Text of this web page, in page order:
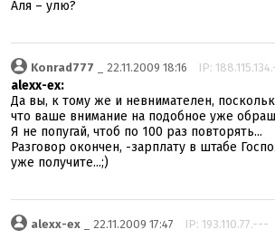
Аля – улю?
Konrad777 _ 22.11.2009 18:16 IP:
alexx-ex:
Да вы, к тому же и невнимателен,
что ваше внимание на подобное уже
Я не попугай, чтоб по 100 раз повторять...
Разговор окончен, -зарплату в штабе
уже получите...;)
alexx-ex _ 22.11.2009 17:47 IP: 193.110.77.---